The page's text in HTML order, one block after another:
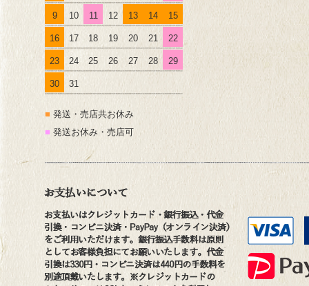
9 10 11 12 13 14 15
16 17 18 19 20 21 22
23 24 25 26 27 28 29
30 31
■ 発送・売店共お休み
■ 発送お休み・売店可